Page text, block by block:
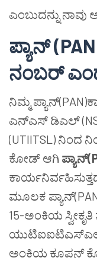
ಎಂಬುದನ್ನು ನಾವು
ಪ್ಯಾನ್
ನಂಬರ್
ನಿಮ್ಮ
ಎನ್ಎಸ್ ಡಿಎಲ್
(UTIITSL) ನಿಂದ
ಕೋಡ್ ಆಗಿ ಪ್ಯಾನ್
ಮೂಲಕ
15-ಅಂಕಿಯ
ಯುಟಿಐಐಟಿಎಸ್ಎಲ್
ಅಂಕಿಯ ಕೂಪನ್